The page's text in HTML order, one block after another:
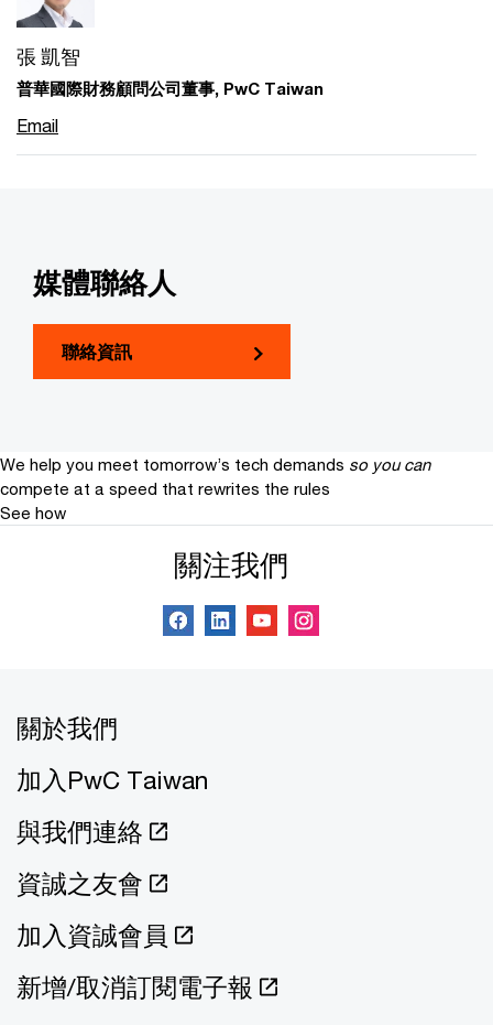
張 凱智
普華國際財務顧問公司董事, PwC Taiwan
Email
媒體聯絡人
聯絡資訊
We help you meet tomorrow’s tech demands so you can
compete at a speed that rewrites the rules
See how
關注我們
關於我們
加入PwC Taiwan
與我們連絡
資誠之友會
加入資誠會員
新增/取消訂閱電子報